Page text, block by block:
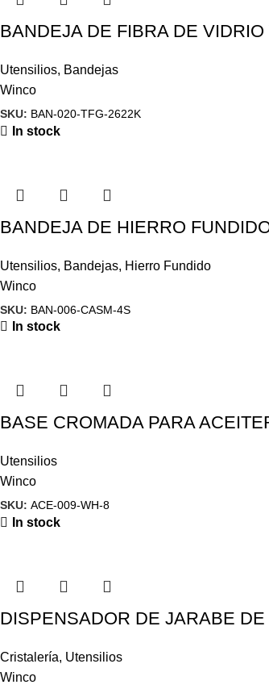
BANDEJA DE FIBRA DE
Utensilios, Bandejas
Winco
SKU: BAN-020-TFG-2622K
In stock
BANDEJA DE HIERRO
Utensilios, Bandejas, Hierro Fundido
Winco
SKU: BAN-006-CASM-4S
In stock
BASE CROMADA PARA
Utensilios
Winco
SKU: ACE-009-WH-8
In stock
DISPENSADOR DE JARABE
Cristalería, Utensilios
Winco